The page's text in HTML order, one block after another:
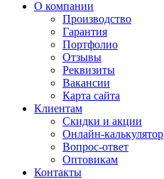
О компании
Производство
Гарантия
Портфолио
Отзывы
Реквизиты
Вакансии
Карта сайта
Клиентам
Скидки и акции
Онлайн-калькулятор
Вопрос-ответ
Оптовикам
Контакты